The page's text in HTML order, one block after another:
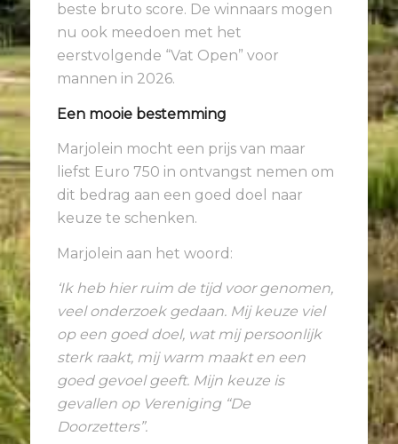
beste bruto score. De winnaars mogen
nu ook meedoen met het
eerstvolgende “Vat Open” voor
mannen in 2026.
Een mooie bestemming
Marjolein mocht een prijs van maar
liefst Euro 750 in ontvangst nemen om
dit bedrag aan een goed doel naar
keuze te schenken.
Marjolein aan het woord:
‘Ik heb hier ruim de tijd voor genomen,
veel onderzoek gedaan. Mij keuze viel
op een goed doel, wat mij persoonlijk
sterk raakt, mij warm maakt en een
goed gevoel geeft. Mijn keuze is
gevallen op Vereniging “De
Doorzetters”.